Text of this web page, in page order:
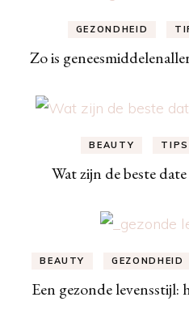
GEZONDHEID
Zo is
BEAUTY TIPS
Wat zijn de beste
BEAUTY GEZONDHEID
Een gezonde levensstijl: